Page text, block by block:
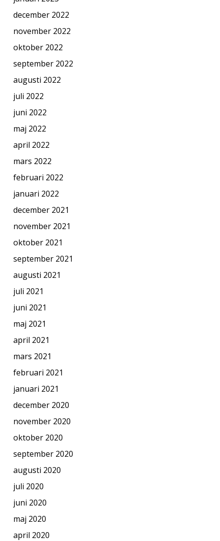
december 2022
november 2022
oktober 2022
september 2022
augusti 2022
juli 2022
juni 2022
maj 2022
april 2022
mars 2022
februari 2022
januari 2022
december 2021
november 2021
oktober 2021
september 2021
augusti 2021
juli 2021
juni 2021
maj 2021
april 2021
mars 2021
februari 2021
januari 2021
december 2020
november 2020
oktober 2020
september 2020
augusti 2020
juli 2020
juni 2020
maj 2020
april 2020